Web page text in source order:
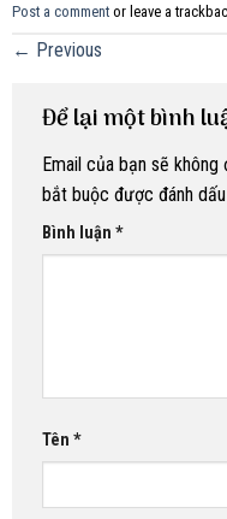
Post a comment or leave a
← Previous
Để lại một bình
Email của bạn sẽ
bắt buộc được đánh dấu
Bình luận *
Tên *